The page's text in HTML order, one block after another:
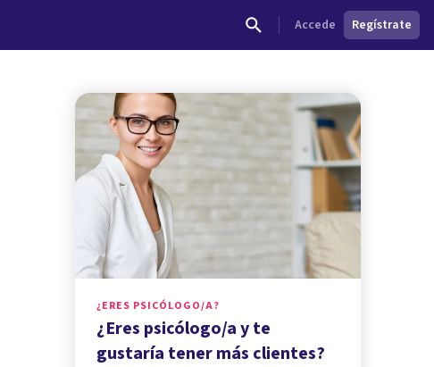
Accede Regístrate
¿ERES PSICÓLOGO/A?
¿Eres psicólogo/a y te
gustaría tener más clientes?